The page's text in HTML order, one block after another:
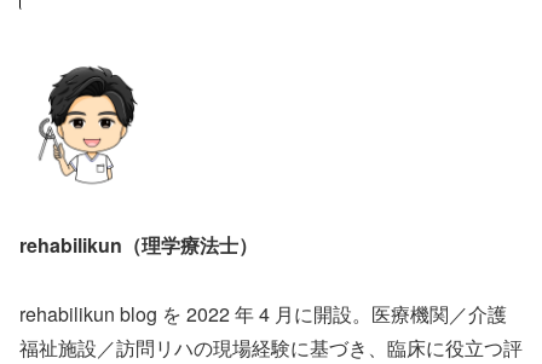
rehabilikun（理学療法士）
rehabilikun blog を 2022 年 4 月に開設。医療機関／介護
福祉施設／訪問リハの現場経験に基づき、臨床に役立つ評